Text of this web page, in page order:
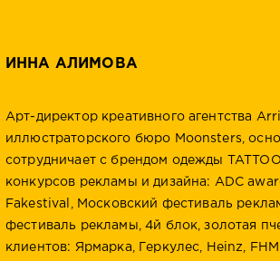
ИННА АЛИМОВА
Арт-директор креативного агентства
иллюстраторского бюро Moonsters,
сотрудничает с брендом одежды
конкурсов рекламы и дизайна: ADC
Fakestival, Московский фестиваль
фестиваль рекламы, 4й блок, золотая
клиентов: Ярмарка, Геркулес, Heinz,